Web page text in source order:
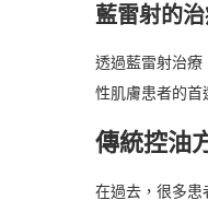
藍雷射的
透過藍雷射治療
性肌膚患者的首
傳統控油
在過去，很多患